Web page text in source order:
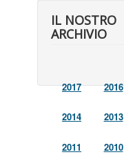
IL NOSTRO
ARCHIVIO
2017 2016
2014 2013
2011 2010